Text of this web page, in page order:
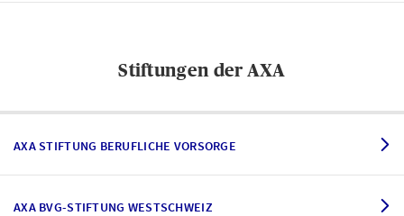
Stiftungen der AXA
AXA STIFTUNG BERUFLICHE VORSORGE
AXA BVG-STIFTUNG WESTSCHWEIZ